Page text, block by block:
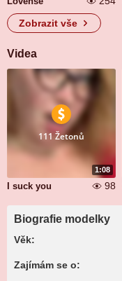
Zobrazit vše
Videa
1:08
111 Žetonů
I suck you 98
Biografie modelky
Věk:
Zajímám se o: